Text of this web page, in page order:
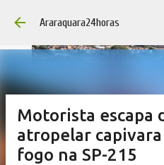
Pular para o
Araraquara24horas
Motorista escapa
atropelar
fogo na SP-215